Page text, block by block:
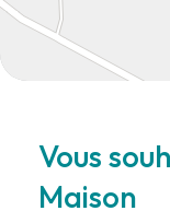
Vous
Maison